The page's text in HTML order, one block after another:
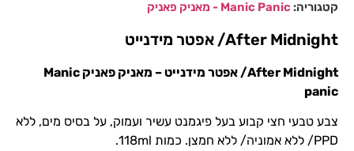
קטגוריה: Manic Panic - מאניק פאניק
After Midnight/ אפטר מידנייט
After Midnight/ אפטר מידנייט – מאניק פאניק Manic
panic
צבע טבעי חצי קבוע בעל פיגמנט עשיר ועמוק, על בסיס מים, ללא
PPD/ ללא אמוניה/ ללא חמצן. כמות 118ml.